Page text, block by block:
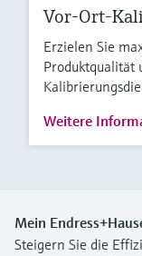
Vor-Ort-
Erzielen Sie
Produktqualität
Weitere
Mein
Steigern Sie die